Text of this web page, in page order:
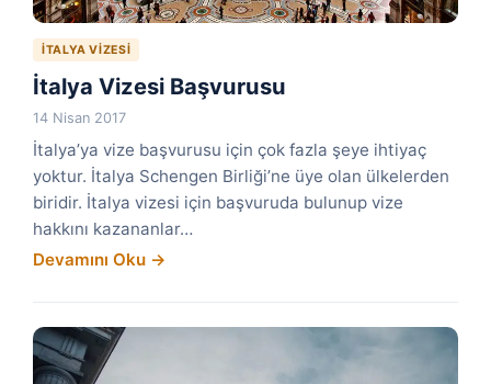
İTALYA VIZESI
İtalya Vizesi Başvurusu
14 Nisan 2017
İtalya’ya vize başvurusu için çok fazla şeye ihtiyaç
yoktur. İtalya Schengen Birliği’ne üye olan ülkelerden
biridir. İtalya vizesi için başvuruda bulunup vize
hakkını kazananlar…
Devamını Oku →